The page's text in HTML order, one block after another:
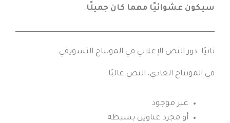
سيكون عشوائيًا مهما كان جميلًا.
ثانيًا: دور النص الإعلاني في المونتاج التسويقي
في المونتاج العادي، النص غالبًا:
غير موجود
أو مجرد عناوين بسيطة